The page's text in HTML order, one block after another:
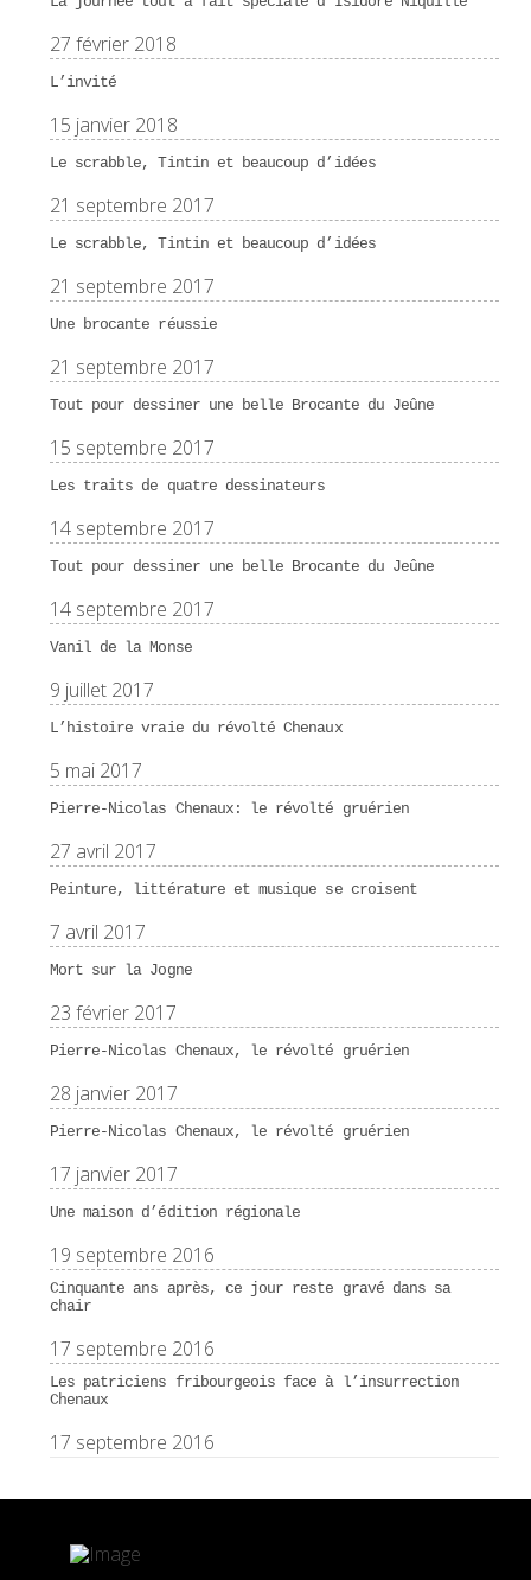
27 février 2018
L’invité
15 janvier 2018
Le scrabble, Tintin et beaucoup d’idées
21 septembre 2017
Le scrabble, Tintin et beaucoup d’idées
21 septembre 2017
Une brocante réussie
21 septembre 2017
Tout pour dessiner une belle Brocante du Jeûne
15 septembre 2017
Les traits de quatre dessinateurs
14 septembre 2017
Tout pour dessiner une belle Brocante du Jeûne
14 septembre 2017
Vanil de la Monse
9 juillet 2017
L’histoire vraie du révolté Chenaux
5 mai 2017
Pierre-Nicolas Chenaux: le révolté gruérien
27 avril 2017
Peinture, littérature et musique se croisent
7 avril 2017
Mort sur la Jogne
23 février 2017
Pierre-Nicolas Chenaux, le révolté gruérien
28 janvier 2017
Pierre-Nicolas Chenaux, le révolté gruérien
17 janvier 2017
Une maison d’édition régionale
19 septembre 2016
Cinquante ans après, ce jour reste gravé dans sa
chair
17 septembre 2016
Les patriciens fribourgeois face à l’insurrection
Chenaux
17 septembre 2016